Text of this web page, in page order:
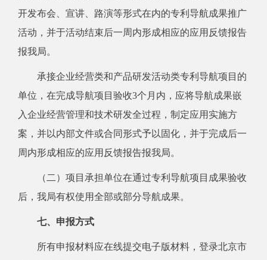
开发布会、宣讲、路演等形式在内的专利导航成果推广
活动，并于活动结束后一周内形成相应的应用反馈报告
报我局。
承接企业经营类和产品研发活动类专利导航项目的
单位，在完成导航项目验收3个月内，应将导航成果嵌
入企业经营管理和技术研发全过程，制定应用实施方
案，并以内部文件或合同形式予以固化，并于完成后一
周内形成相应的应用反馈报告报我局。
（二）项目承担单位在通过专利导航项目成果验收
后，我局有权使用全部或部分导航成果。
七、申报方式
所有申报材料应在线提交电子版材料，登录北京市